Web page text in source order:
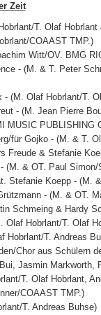
Zeit
T. Olaf
COAAST TMP.)
Witt/OV. BMG
- (M. & T. Peter
(M. Olaf Hobrlant/T.
- (M. Jean Pierre
MUSIC PUBLISHING
für Gojko - (M. & T.
Freude & Stefanie
(M. & OT. Paul
Stefanie Koepp - (M.
- (M. & OT.
Schmeing & Hardy
Hobrlant/T. Olaf
Hobrlant/T. Andreas
Chor aus Schülern
Jasmin Markworth,
T. Olaf Hobrlant,
COAAST TMP.)
T. Andreas Buhse)